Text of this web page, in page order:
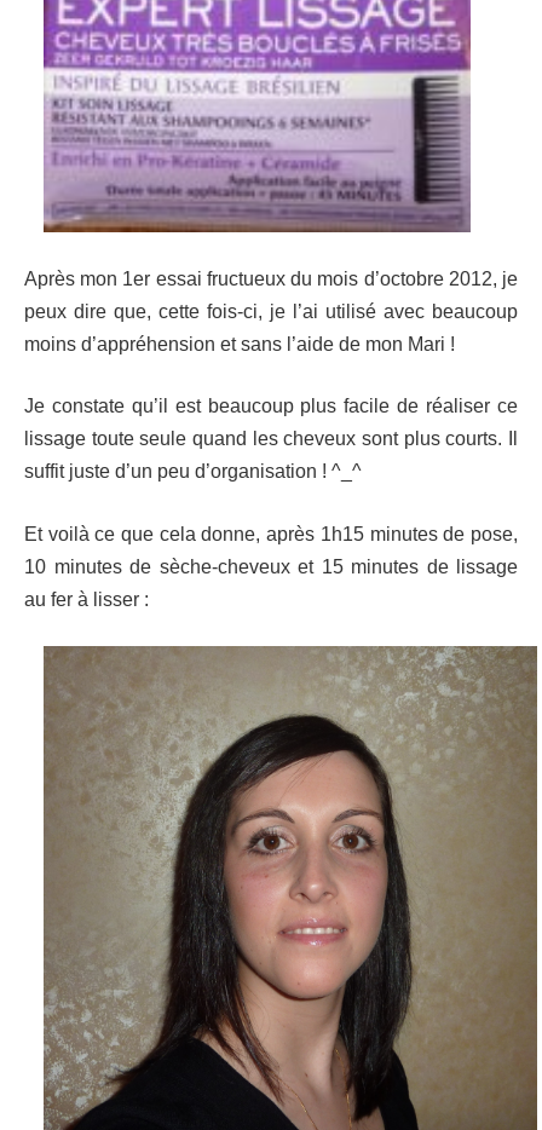
Après mon 1er essai fructueux du mois d’octobre 2012, je
peux dire que, cette fois-ci, je l’ai utilisé avec beaucoup
moins d’appréhension et sans l’aide de mon Mari !
Je constate qu’il est beaucoup plus facile de réaliser ce
lissage toute seule quand les cheveux sont plus courts. Il
suffit juste d’un peu d’organisation ! ^_^
Et voilà ce que cela donne, après 1h15 minutes de pose,
10 minutes de sèche-cheveux et 15 minutes de lissage
au fer à lisser :